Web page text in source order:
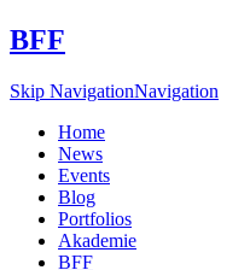
BFF
Skip NavigationNavigation
Home
News
Events
Blog
Portfolios
Akademie
BFF